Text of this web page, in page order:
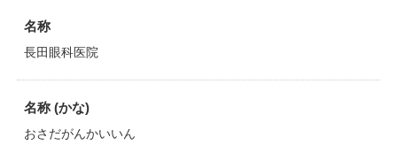
名称
長田眼科医院
名称 (かな)
おさだがんかいいん